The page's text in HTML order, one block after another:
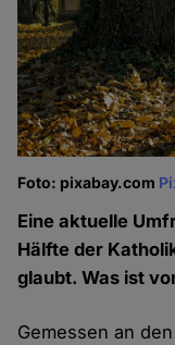
Foto: pixabay.com
Eine aktuelle
Hälfte der
glaubt. Was ist
Gemessen an